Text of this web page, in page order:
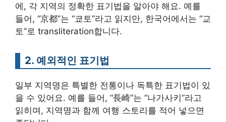
에, 각 지역의 정확한 표기법을 알아야 해요. 예를
들어, “京都”는 “쿄토”라고 읽지만, 한국어에서는 “교
토”로 transliteration합니다.
2. 예외적인 표기법
일부 지역명은 특별한 전통이나 독특한 표기법이 있
을 수 있어요. 예를 들어, “長崎”는 “나가사키”라고
읽히며, 지역명과 함께 여행 스토리를 적어 넣으면